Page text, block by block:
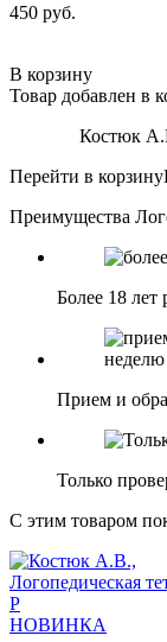
450 руб.
В корзину
Товар добавлен в
Костюк
Перейти в корзину
Преимущества
Более 18 лет
Прием и
Только
С этим товаром
НОВИНКА